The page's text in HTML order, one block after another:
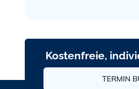
Kostenfreie,
TERMIN